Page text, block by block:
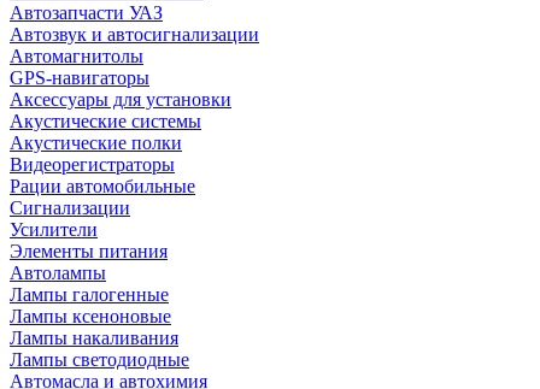
Автозапчасти УАЗ
Автозвук и автосигнализации
Автомагнитолы
GPS-навигаторы
Аксессуары для установки
Акустические системы
Акустические полки
Видеорегистраторы
Рации автомобильные
Сигнализации
Усилители
Элементы питания
Автолампы
Лампы галогенные
Лампы ксеноновые
Лампы накаливания
Лампы светодиодные
Автомасла и автохимия